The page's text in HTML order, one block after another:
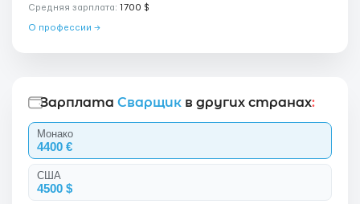
Средняя зарплата: 1700 $
О профессии →
Зарплата Сварщик в других странах:
Монако
4400 €
США
4500 $